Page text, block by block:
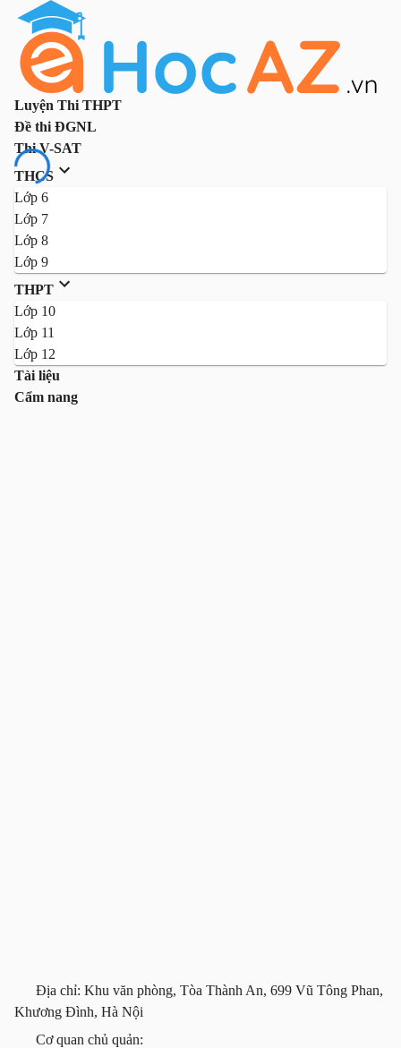
Luyện Thi THPT
Đề thi ĐGNL
Thi V-SAT
THCS
Lớp 6
Lớp 7
Lớp 8
Lớp 9
THPT
Lớp 10
Lớp 11
Lớp 12
Tài liệu
Cẩm nang
Địa chỉ: Khu văn phòng, Tòa Thành An, 699 Vũ Tông Phan,
Khương Đình, Hà Nội
Cơ quan chủ quản: